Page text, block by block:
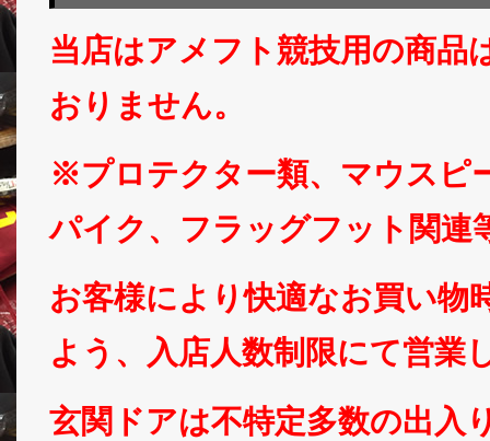
当店はアメフト競技用の商品
おりません。
※プロテクター類、マウスピ
パイク、フラッグフット関連
お客様により快適なお買い物
よう、入店人数制限にて営業
玄関ドアは不特定多数の出入